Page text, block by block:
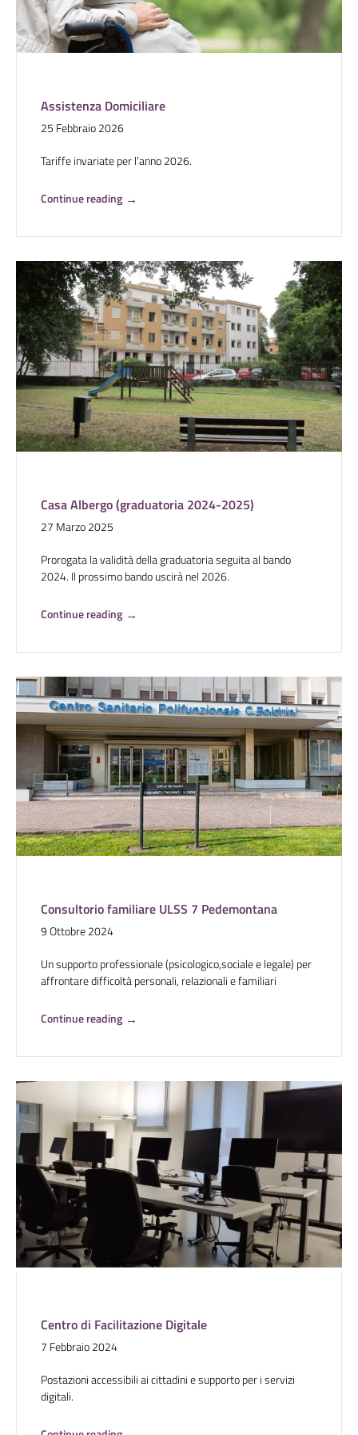
Assistenza Domiciliare
25 Febbraio 2026
Tariffe invariate per l’anno 2026.
Continue reading →
Casa Albergo (graduatoria 2024-2025)
27 Marzo 2025
Prorogata la validità della graduatoria seguita al bando
2024. Il prossimo bando uscirà nel 2026.
Continue reading →
Consultorio familiare ULSS 7 Pedemontana
9 Ottobre 2024
Un supporto professionale (psicologico,sociale e legale) per
affrontare difficoltà personali, relazionali e familiari
Continue reading →
Centro di Facilitazione Digitale
7 Febbraio 2024
Postazioni accessibili ai cittadini e supporto per i servizi
digitali.